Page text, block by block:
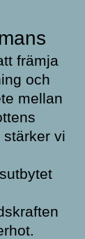
främja
och
mellan
vi